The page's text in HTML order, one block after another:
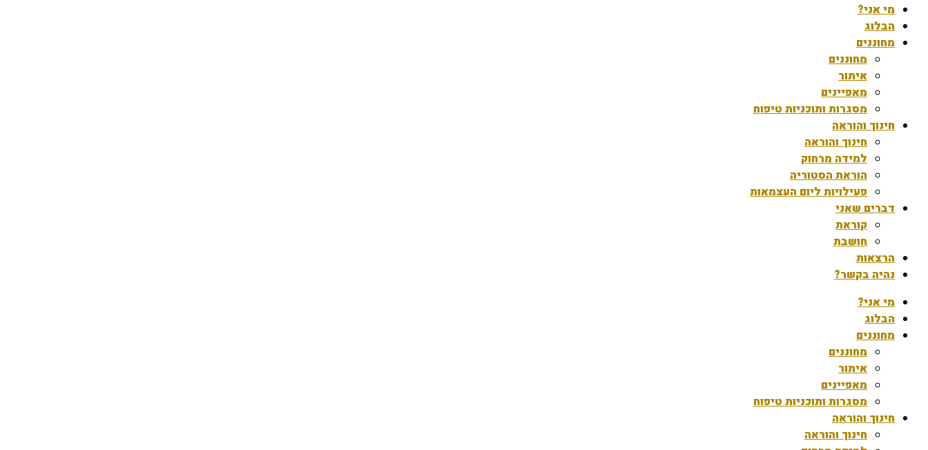
מי אני?
הבלוג
מחוננים
מחוננים
איתור
מאפיינים
מסגרות ותוכניות טיפוח
חינוך והוראה
חינוך והוראה
למידה מרחוק
הוראת הסטוריה
פעילויות ליום העצמאות
דברים שאני
קוראת
חושבת
הרצאות
נהיה בקשר?
מי אני?
הבלוג
מחוננים
מחוננים
איתור
מאפיינים
מסגרות ותוכניות טיפוח
חינוך והוראה
חינוך והוראה